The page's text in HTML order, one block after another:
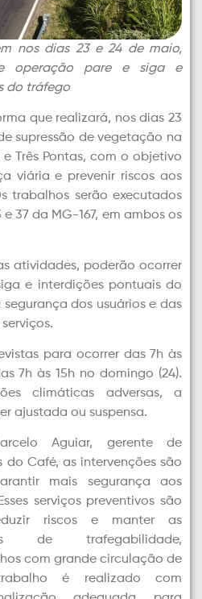
nos dias 23 e 24 de maio,
operação pare e siga e
do tráfego
que realizará, nos dias 23
supressão de vegetação na
e Três Pontas, com o objetivo
viária e prevenir riscos aos
trabalhos serão executados
37 da MG-167, em ambos os
atividades, poderão ocorrer
e interdições pontuais do
dos usuários e das
para ocorrer das 7h às
7h às 15h no domingo (24).
climáticas adversas, a
ajustada ou suspensa.
Aguiar, gerente de
do Café, as intervenções são
mais segurança aos
serviços preventivos são
riscos e manter as
de trafegabilidade,
com grande circulação de
é realizado com